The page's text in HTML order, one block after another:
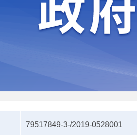
79517849-3-/2019-0528001